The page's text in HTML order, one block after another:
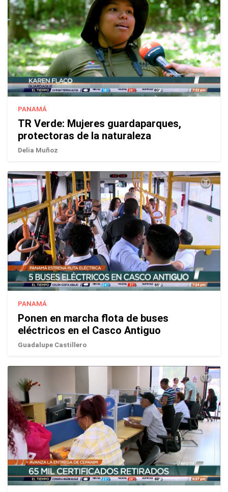
PANAMÁ
TR Verde: Mujeres guardaparques,
protectoras de la naturaleza
Delia Muñoz
PANAMÁ
Ponen en marcha flota de buses
eléctricos en el Casco Antiguo
Guadalupe Castillero